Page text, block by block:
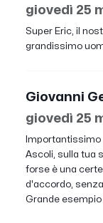
giovedì 25
Super Eric, il
grandissimo
Giovanni
giovedì 25
Importantissimo
Ascoli, sulla tua
forse è una
d'accordo,
Grande esempio